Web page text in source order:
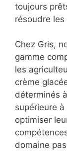
toujours
résoudre
Chez Gris,
gamme
les
crème
déterminés
supérieure
optimiser
domaine